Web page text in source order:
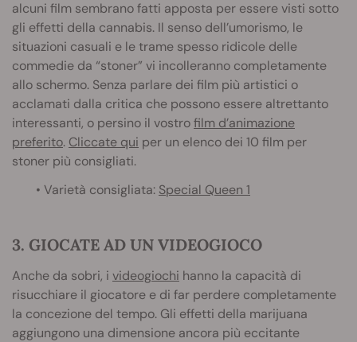
alcuni film sembrano fatti apposta per essere visti sotto
gli effetti della cannabis. Il senso dell’umorismo, le
situazioni casuali e le trame spesso ridicole delle
commedie da “stoner” vi incolleranno completamente
allo schermo. Senza parlare dei film più artistici o
acclamati dalla critica che possono essere altrettanto
interessanti, o persino il vostrofilm d’animazione
preferito. Cliccate qui per un elenco dei 10 film per
stoner più consigliati.
• Varietà consigliata: Special Queen 1
3. GIOCATE AD UN VIDEOGIOCO
Anche da sobri, i videogiochi hanno la capacità di
risucchiare il giocatore e di far perdere completamente
la concezione del tempo. Gli effetti della marijuana
aggiungono una dimensione ancora più eccitante